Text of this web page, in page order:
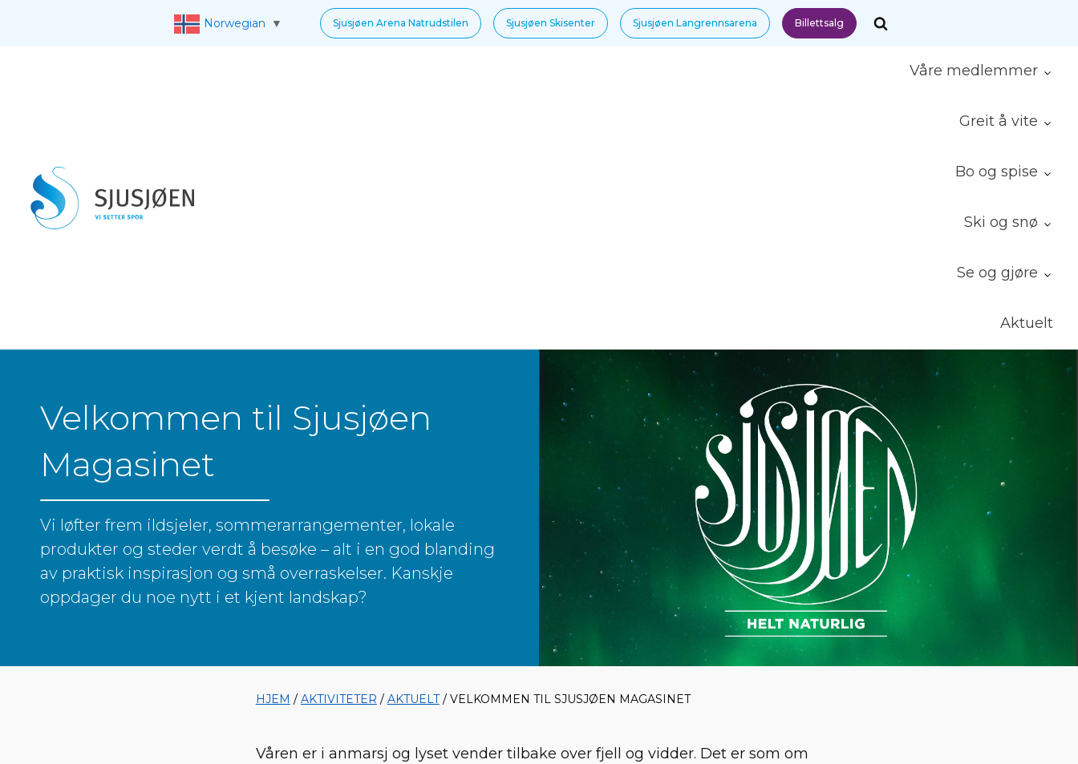
Norwegian ▼ Sjusjøen Arena Natrudstilen Sjusjøen Skisenter Sjusjøen Langrennsarena Billettsalg
Aktuelt
Se og gjøre
Ski og snø
Bo og spise
Greit å vite
Våre medlemmer
Velkommen til Sjusjøen
Magasinet
Vi løfter frem ildsjeler, sommerarrangementer, lokale
produkter og steder verdt å besøke – alt i en god blanding
av praktisk inspirasjon og små overraskelser. Kanskje
oppdager du noe nytt i et kjent landskap?
HJEM / AKTIVITETER / AKTUELT/ VELKOMMEN TIL SJUSJØEN MAGASINET
Våren er i anmarsj og lyset vender tilbake over fjell og vidder. Det er som om